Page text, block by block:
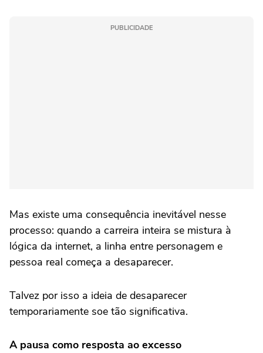
PUBLICIDADE
Mas existe uma consequência inevitável nesse
processo: quando a carreira inteira se mistura à
lógica da internet, a linha entre personagem e
pessoa real começa a desaparecer.
Talvez por isso a ideia de desaparecer
temporariamente soe tão significativa.
A pausa como resposta ao excesso